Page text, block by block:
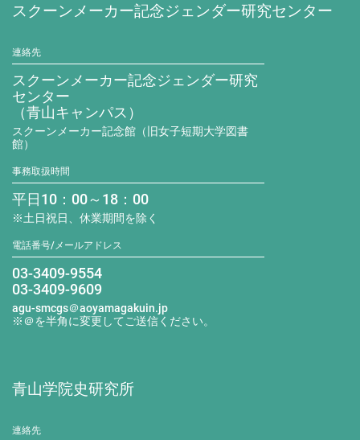
スクーンメーカー記念ジェンダー研究センター
連絡先
スクーンメーカー記念ジェンダー研究
センター
（青山キャンパス）
スクーンメーカー記念館（旧女子短期大学図書
館）
事務取扱時間
平日10：00～18：00
※土日祝日、休業期間を除く
電話番号/メールアドレス
03-3409-9554
03-3409-9609
agu-smcgs＠aoyamagakuin.jp
※＠を半角に変更してご送信ください。
青山学院史研究所
連絡先